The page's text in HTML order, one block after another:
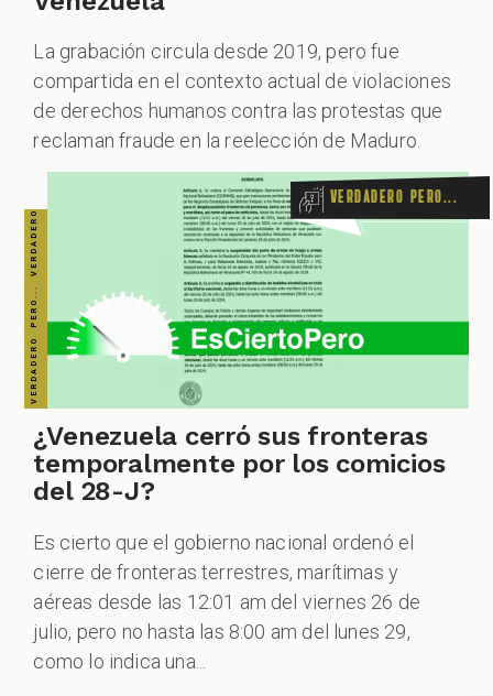
La grabación circula desde 2019, pero fue
compartida en el contexto actual de violaciones
de derechos humanos contra las protestas que
reclaman fraude en la reelección de Maduro.
Verdadero pero...
¿Venezuela cerró sus fronteras
temporalmente por los comicios
del 28-J?
Es cierto que el gobierno nacional ordenó el
cierre de fronteras terrestres, marítimas y
aéreas desde las 12:01 am del viernes 26 de
julio, pero no hasta las 8:00 am del lunes 29,
como lo indica una...